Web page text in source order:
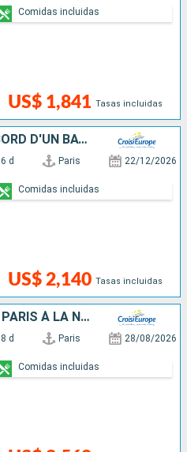
US$ 1,841 Tasas incluidas
Comidas incluidas
LA SEINE EN MAJESTÉ À BORD D'UN BATEAU À ROUES À AUBES
6 d Paris 22/12/2026
US$ 2,140 Tasas incluidas
Comidas incluidas
L'HISTOIRE DE FRANCE DE PARIS À LA NORMANDIE ENTRE PATRIMOINE, PAYSAGES ET NUANCE IMPRESSIONNISTE
8 d Paris 28/08/2026
Comidas incluidas